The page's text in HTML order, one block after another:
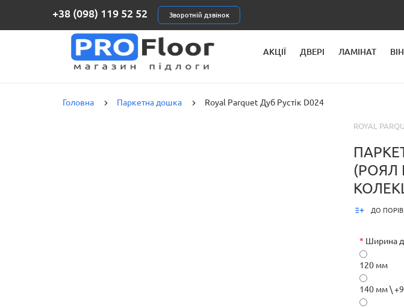
+38 (098) 119 52 52 Зворотній дзвінок
АКЦІЇ ДВЕРІ ЛАМІНАТ
Головна Паркетна дошка Royal Parquet Дуб Рустік D024
ROYAL
(РОЯЛ
ДО
* Ширина
120 мм
140 мм \